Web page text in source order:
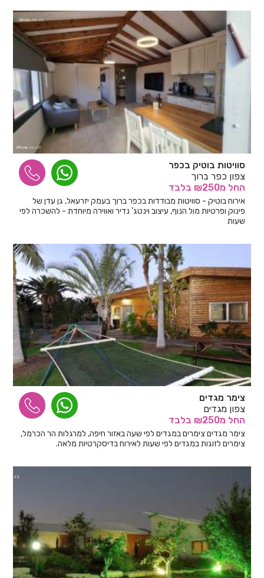
סוויטות בוטיק בכפר
צפון כפר ברוך
החל מ₪250 בלבד
אירוח בוטיק - סוויטות מבודדות בכפר ברוך בעמק יזרעאל, גן עדן של
פינוק ופרטיות מול הנוף, עיצוב וינטג' נדיר ואווירה מיוחדת - להשכרה לפי
שעות
צימר מגדים
צפון מגדים
החל מ₪250 בלבד
צימר מגדים צימרים במגדים לפי שעה באזור חיפה, למרגלות הר הכרמל,
צימרים לזוגות במגדים לפי שעות לאירוח בדיסקרטיות מלאה.